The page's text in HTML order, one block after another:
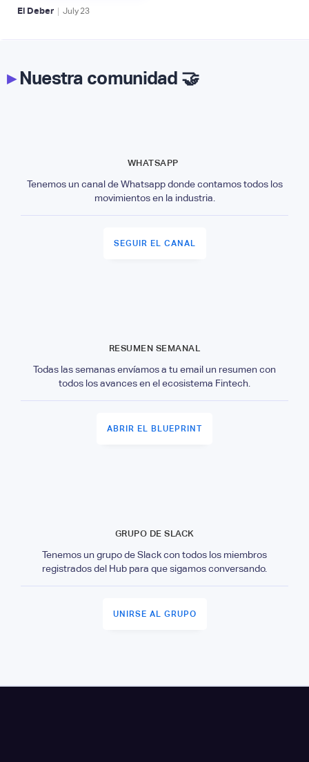
El Deber | July 23
▸Nuestra comunidad 🤝
WHATSAPP
Tenemos un canal de Whatsapp donde contamos todos los
movimientos en la industria.
SEGUIR EL CANAL
RESUMEN SEMANAL
Todas las semanas envíamos a tu email un resumen con
todos los avances en el ecosistema Fintech.
ABRIR EL BLUEPRINT
GRUPO DE SLACK
Tenemos un grupo de Slack con todos los miembros
registrados del Hub para que sigamos conversando.
UNIRSE AL GRUPO